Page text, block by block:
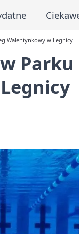
Walentynkowy w Legnicy